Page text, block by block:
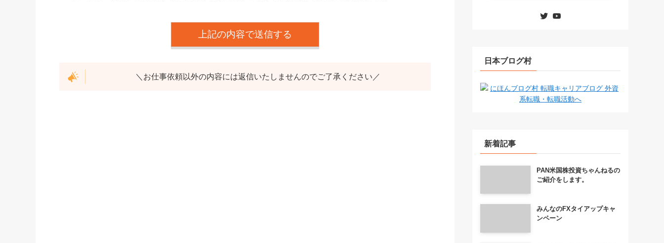
＼お仕事依頼以外の内容には返信いたしませんのでご了承ください／
日本ブログ村
新着記事
PAN米国株投資ちゃんねるの
ご紹介をします。
みんなのFXタイアップキャ
ンペーン